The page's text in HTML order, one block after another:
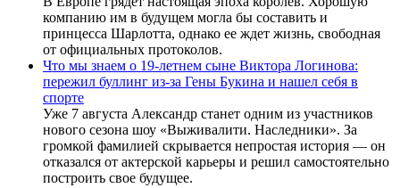
компанию им в будущем могла бы составить и
принцесса Шарлотта, однако ее ждет жизнь, свободная
от официальных протоколов.
Что мы знаем о 19-летнем сыне Виктора Логинова:
пережил буллинг из-за Гены Букина и нашел себя в
спорте
Уже 7 августа Александр станет одним из участников
нового сезона шоу «Выживалити. Наследники». За
громкой фамилией скрывается непростая история — он
отказался от актерской карьеры и решил самостоятельно
построить свое будущее.